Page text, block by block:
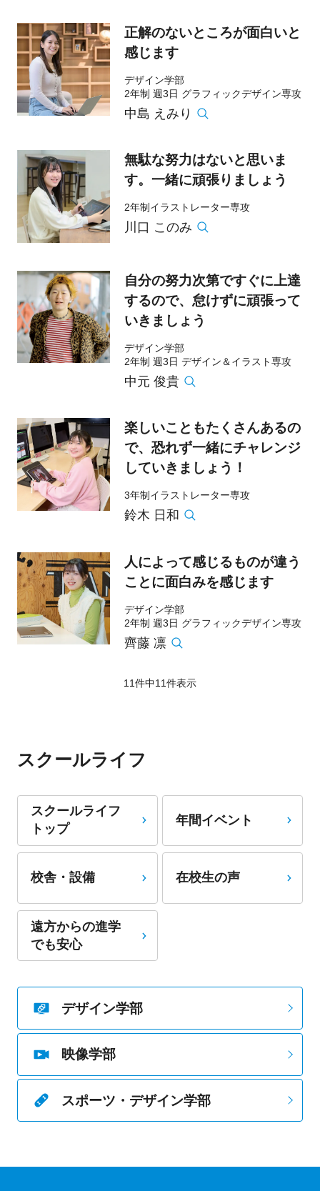
正解のないところが面白いと
感じます
デザイン学部
2年制 週3日 グラフィックデザイン専攻
中島 えみり
無駄な努力はないと思いま
す。一緒に頑張りましょう
2年制イラストレーター専攻
川口 このみ
自分の努力次第ですぐに上達
するので、怠けずに頑張って
いきましょう
デザイン学部
2年制 週3日 デザイン＆イラスト専攻
中元 俊貴
楽しいこともたくさんあるの
で、恐れず一緒にチャレンジ
していきましょう！
3年制イラストレーター専攻
鈴木 日和
人によって感じるものが違う
ことに面白みを感じます
デザイン学部
2年制 週3日 グラフィックデザイン専攻
齊藤 凛
11件中11件表示
スクールライフ
スクールライフ
トップ
年間イベント
校舎・設備 在校生の声
遠方からの進学
でも安心
デザイン学部
映像学部
スポーツ・デザイン学部